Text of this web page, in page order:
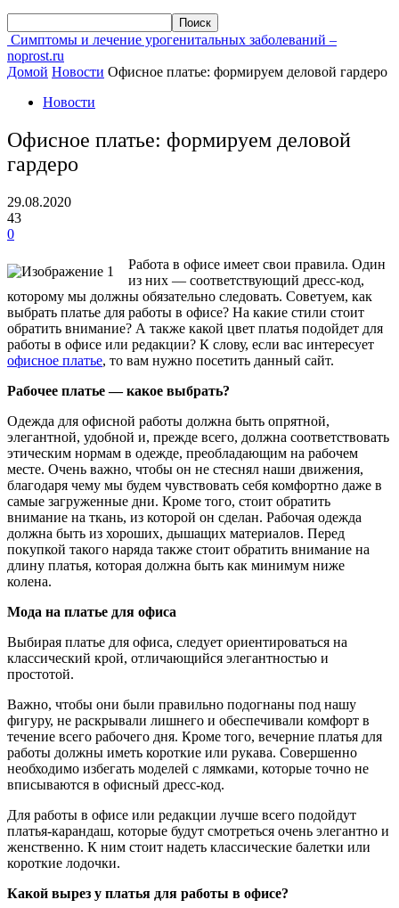
Симптомы и лечение урогенитальных заболеваний –
noprost.ru
Домой Новости Офисное платье: формируем деловой гардеро
Новости
Офисное платье: формируем деловой
гардеро
29.08.2020
43
0
Работа в офисе имеет свои правила. Один
из них — соответствующий дресс-код,
которому мы должны обязательно следовать. Советуем, как
выбрать платье для работы в офисе? На какие стили стоит
обратить внимание? А также какой цвет платья подойдет для
работы в офисе или редакции? К слову, если вас интересует
офисное платье, то вам нужно посетить данный сайт.
Рабочее платье — какое выбрать?
Одежда для офисной работы должна быть опрятной,
элегантной, удобной и, прежде всего, должна соответствовать
этическим нормам в одежде, преобладающим на рабочем
месте. Очень важно, чтобы он не стеснял наши движения,
благодаря чему мы будем чувствовать себя комфортно даже в
самые загруженные дни. Кроме того, стоит обратить
внимание на ткань, из которой он сделан. Рабочая одежда
должна быть из хороших, дышащих материалов. Перед
покупкой такого наряда также стоит обратить внимание на
длину платья, которая должна быть как минимум ниже
колена.
Мода на платье для офиса
Выбирая платье для офиса, следует ориентироваться на
классический крой, отличающийся элегантностью и
простотой.
Важно, чтобы они были правильно подогнаны под нашу
фигуру, не раскрывали лишнего и обеспечивали комфорт в
течение всего рабочего дня. Кроме того, вечерние платья для
работы должны иметь короткие или рукава. Совершенно
необходимо избегать моделей с лямками, которые точно не
вписываются в офисный дресс-код.
Для работы в офисе или редакции лучше всего подойдут
платья-карандаш, которые будут смотреться очень элегантно и
женственно. К ним стоит надеть классические балетки или
короткие лодочки.
Какой вырез у платья для работы в офисе?